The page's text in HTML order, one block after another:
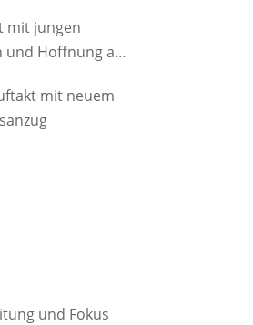
mit jungen
und Hoffnung auf
mit neuem
und Fokus